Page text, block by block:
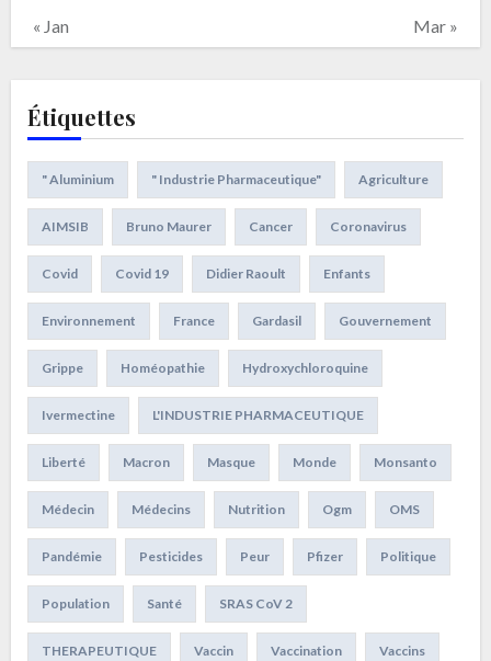
« Jan Mar »
Étiquettes
" Aluminium " Industrie Pharmaceutique" Agriculture
AIMSIB Bruno Maurer Cancer Coronavirus
Covid Covid 19 Didier Raoult Enfants
Environnement France Gardasil Gouvernement
Grippe Homéopathie Hydroxychloroquine
Ivermectine L'INDUSTRIE PHARMACEUTIQUE
Liberté Macron Masque Monde Monsanto
Médecin Médecins Nutrition Ogm OMS
Pandémie Pesticides Peur Pfizer Politique
Population Santé SRAS CoV 2
THERAPEUTIQUE Vaccin Vaccination Vaccins